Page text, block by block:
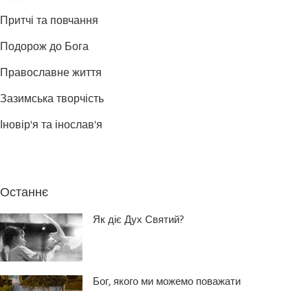
Притчі та повчання
Подорож до Бога
Православне життя
Зазимська творчість
Іновір'я та інослав'я
Останнє
Як діє Дух Святий?
Бог, якого ми можемо поважати